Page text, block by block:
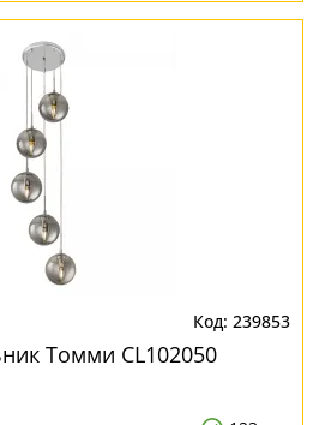
239853
Томми CL102050